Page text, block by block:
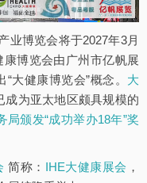
业博览会将于2027年3月
康博览会由广州市亿帆展
大健康博览会”概念。 大
成为亚太地区颇具规模的
局颁发“成功举办18年”奖
简称： IHE大健康展会 ，